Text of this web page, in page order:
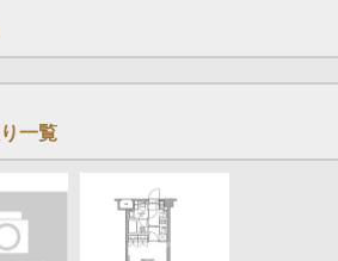
一覧